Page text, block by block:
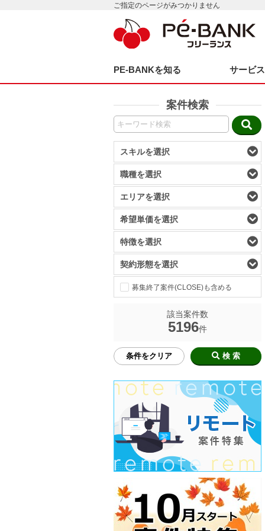
ご指定のページがみつかりません
PE-BANKを知る サービ
案件検索
スキルを選択
職種を選択
エリアを選択
希望単価を選択
特徴を選択
契約形態を選択
募集終了案件(CLOSE)も含める
該当案件数
5196件
条件をクリア 検 索